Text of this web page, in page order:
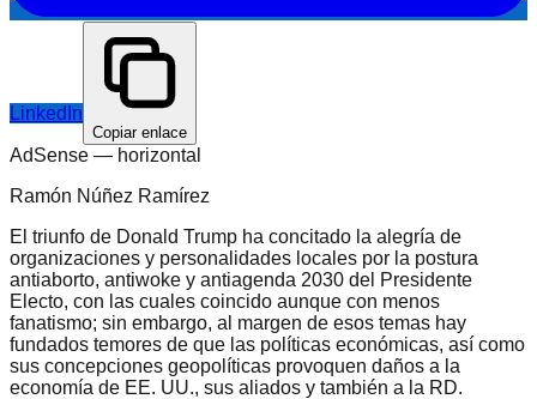
LinkedIn
Copiar enlace
AdSense — horizontal
Ramón Núñez Ramírez
El triunfo de Donald Trump ha concitado la alegría de
organizaciones y personalidades locales por la postura
antiaborto, antiwoke y antiagenda 2030 del Presidente
Electo, con las cuales coincido aunque con menos
fanatismo; sin embargo, al margen de esos temas hay
fundados temores de que las políticas económicas, así como
sus concepciones geopolíticas provoquen daños a la
economía de EE. UU., sus aliados y también a la RD.